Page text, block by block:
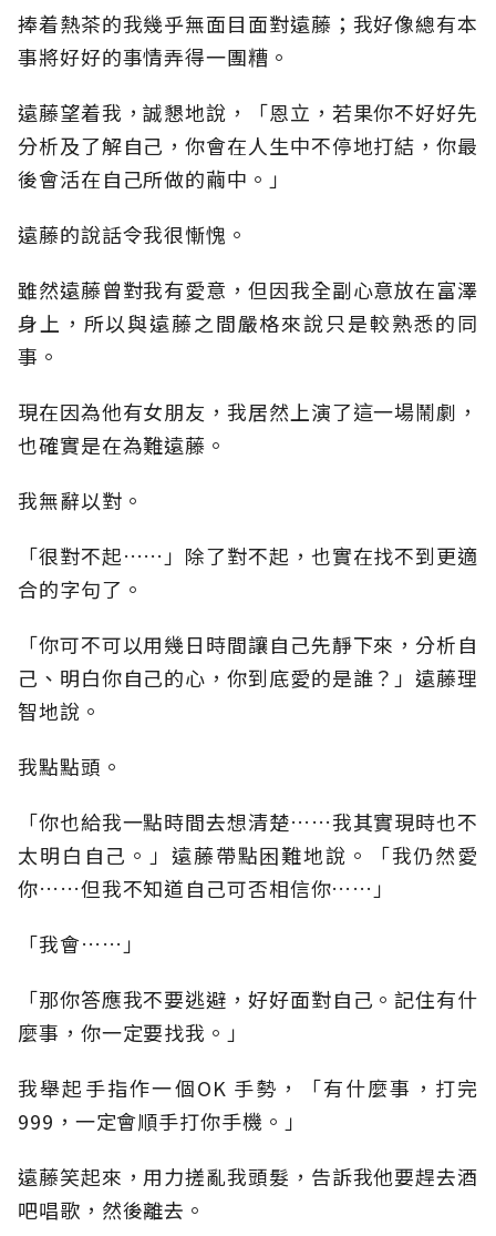
捧着熱茶的我幾乎無面目面對遠藤；我好像總有本
事將好好的事情弄得一團糟。
遠藤望着我，誠懇地說，「恩立，若果你不好好先
分析及了解自己，你會在人生中不停地打結，你最
後會活在自己所做的繭中。」
遠藤的說話令我很慚愧。
雖然遠藤曾對我有愛意，但因我全副心意放在富澤
身上，所以與遠藤之間嚴格來說只是較熟悉的同
事。
現在因為他有女朋友，我居然上演了這一場鬧劇，
也確實是在為難遠藤。
我無辭以對。
「很對不起……」除了對不起，也實在找不到更適
合的字句了。
「你可不可以用幾日時間讓自己先靜下來，分析自
己、明白你自己的心，你到底愛的是誰？」遠藤理
智地說。
我點點頭。
「你也給我一點時間去想清楚……我其實現時也不
太明白自己。」遠藤帶點困難地說。「我仍然愛
你……但我不知道自己可否相信你……」
「我會……」
「那你答應我不要逃避，好好面對自己。記住有什
麼事，你一定要找我。」
我舉起手指作一個OK 手勢，「有什麼事，打完
999，一定會順手打你手機。」
遠藤笑起來，用力搓亂我頭髮，告訴我他要趕去酒
吧唱歌，然後離去。